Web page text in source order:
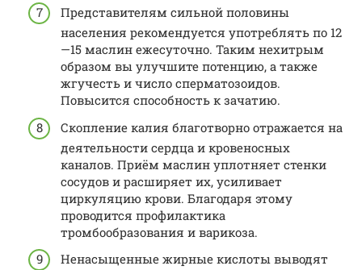
Представителям сильной половины
населения рекомендуется употреблять по 12
—15 маслин ежесуточно. Таким нехитрым
образом вы улучшите потенцию, а также
жгучесть и число сперматозоидов.
Повысится способность к зачатию.
Скопление калия благотворно отражается на
деятельности сердца и кровеносных
каналов. Приём маслин уплотняет стенки
сосудов и расширяет их, усиливает
циркуляцию крови. Благодаря этому
проводится профилактика
тромбообразования и варикоза.
Ненасыщенные жирные кислоты выводят